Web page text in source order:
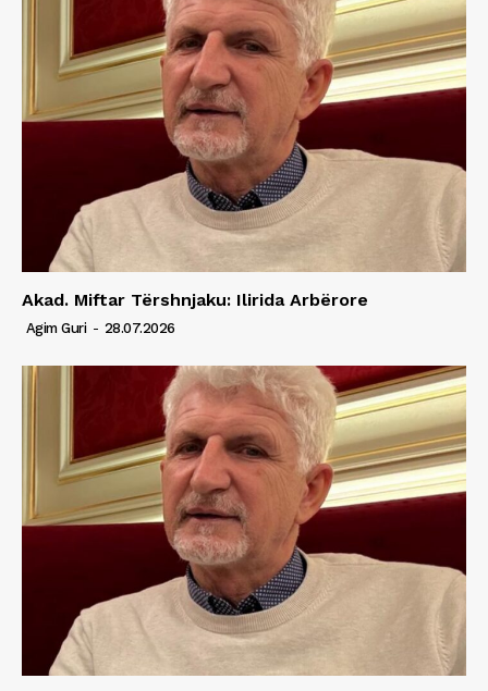
Akad. Miftar Tërshnjaku: Ilirida Arbërore
Agim Guri - 28.07.2026